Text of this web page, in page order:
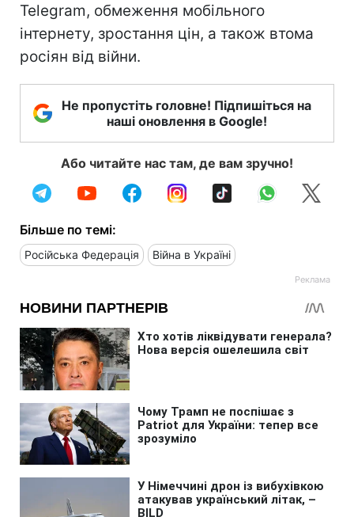
Telegram, обмеження мобільного
інтернету, зростання цін, а також втома
росіян від війни.
Не пропустіть головне! Підпишіться на
наші оновлення в Google!
Або читайте нас там, де вам зручно!
Більше по темі:
Російська Федерація Війна в Україні